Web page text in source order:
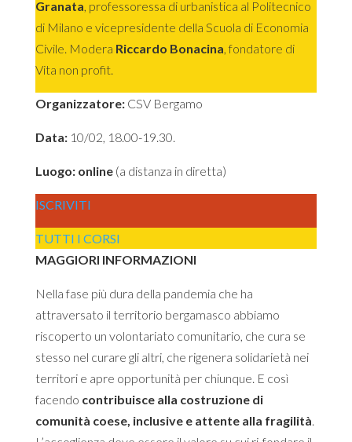
Granata, professoressa di urbanistica al Politecnico
di Milano e vicepresidente della Scuola di Economia
Civile. Modera Riccardo Bonacina, fondatore di
Vita non profit.
Organizzatore:CSV Bergamo
Data:10/02, 18.00-19.30.
Luogo: online(a distanza in diretta)
ISCRIVITI
TUTTI I CORSI
MAGGIORI INFORMAZIONI
Nella fase più dura della pandemia che ha
attraversato il territorio bergamasco abbiamo
riscoperto un volontariato comunitario, che cura se
stesso nel curare gli altri, che rigenera solidarietà nei
territori e apre opportunità per chiunque. E così
facendo contribuisce alla costruzione di
comunità coese, inclusive e attente alla fragilità.